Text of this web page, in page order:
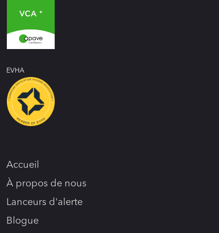
EVHA
Accueil
À propos de nous
Lanceurs d'alerte
Blogue